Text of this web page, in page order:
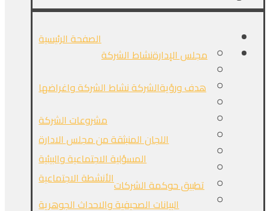
الصفحة الرئيسية
نشاط الشركةمجلس الإدارة
نشاط الشركة واغراضهاهدف ورؤيةالشركة
مشروعات الشركة
اللجان المنبثقة من مجلس الادارة
المسؤلية الاجتماعية والبيئية
الأنشطة الاجتماعيةتطبيق حوكمة الشركات
البيانات الصحيفية والاحداث الجوهرية